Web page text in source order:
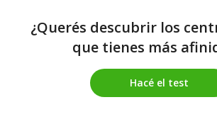
¿Querés descubrir los
que tienes más
Hacé el test